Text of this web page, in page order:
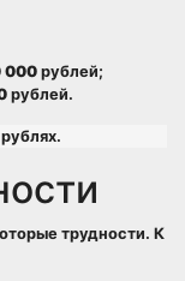
000 рублей;
рублей.
трудности. К